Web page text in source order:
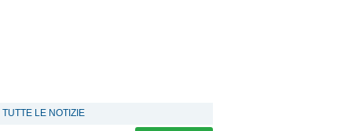
TUTTE LE NOTIZIE